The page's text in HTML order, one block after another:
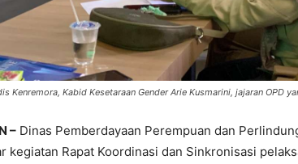
Kenremora, Kabid Kesetaraan Gender Arie Kusmarini, jajaran OPD
– Dinas Pemberdayaan Perempuan dan
kegiatan Rapat Koordinasi dan Sinkronisasi